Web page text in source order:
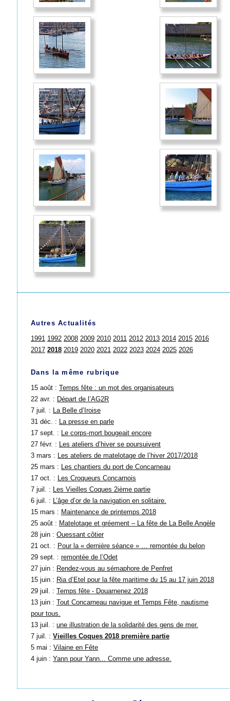
Autres Actualités
1991 1992 2008 2009 2010 2011 2012 2013 2014 2015 2016
2017 2018 2019 2020 2021 2022 2023 2024 2025 2026
Dans la même rubrique
15 août : Temps fête : un mot des organisateurs
22 avr. : Départ de l’AG2R
7 juil. : La Belle d’Iroise
31 déc. : La presse en parle
17 sept. : Le corps-mort bougeait encore
27 févr. : Les ateliers d’hiver se poursuivent
3 mars : Les ateliers de matelotage de l’hiver 2017/2018
25 mars : Les chantiers du port de Concarneau
17 oct. : Les Croqueurs Concarnois
7 juil. : Les Vieilles Coques 2ième partie
6 juil. : L’âge d’or de la navigation en solitaire.
15 mars : Maintenance de printemps 2018
25 août : Matelotage et gréement – La fête de La Belle Angèle
28 juin : Ouessant côtier
21 oct. : Pour la « dernière séance » … remontée du belon
29 sept. : remontée de l’Odet
27 juin : Rendez-vous au sémaphore de Penfret
15 juin : Ria d’Etel pour la fête maritime du 15 au 17 juin 2018
29 juil. : Temps fête - Douarnenez 2018
13 juin : Tout Concarneau navigue et Temps Fête, nautisme
pour tous.
13 juil. : une illustration de la solidarité des gens de mer.
7 juil. : Vieilles Coques 2018 première partie
5 mai : Vilaine en Fête
4 juin : Yann pour Yann... Comme une adresse.